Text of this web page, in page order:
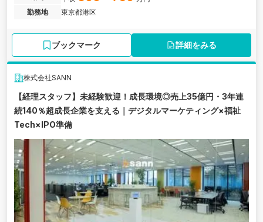
勤務地
東京都港区
ブックマーク 詳細をみる
株式会社SANN
【経理スタッフ】未経験歓迎！成長環境◎売上35億円・3年連
続140％超成長企業を支える｜デジタルマーケティング×福祉
Tech×IPO準備